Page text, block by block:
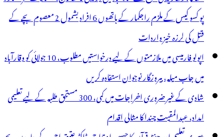
پو کسو کیس کے ملزم راجکمار کے ہاتھوں 6 افراد بشمول 2 معصوم بچے کے
قتل کی لرزہ خیز واردات
اپولو فارمیسی میں ملازمتوں کے لیے درخواستیں مطلوب، 10 جولائی کو وقارآباد
میں جاب میلہ، بیروزگار نوجوان استفادہ کریں
شادی کے غیر ضروری اخراجات میں کمی، 300 مستحق طلبہ کے لیے تعلیمی
امداد، عبدالمقیت چندا کا مثالی اقدام